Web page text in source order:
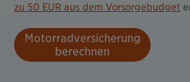
zu 50 EUR aus dem Vorsorgebudget
Motorradversicherung
berechnen